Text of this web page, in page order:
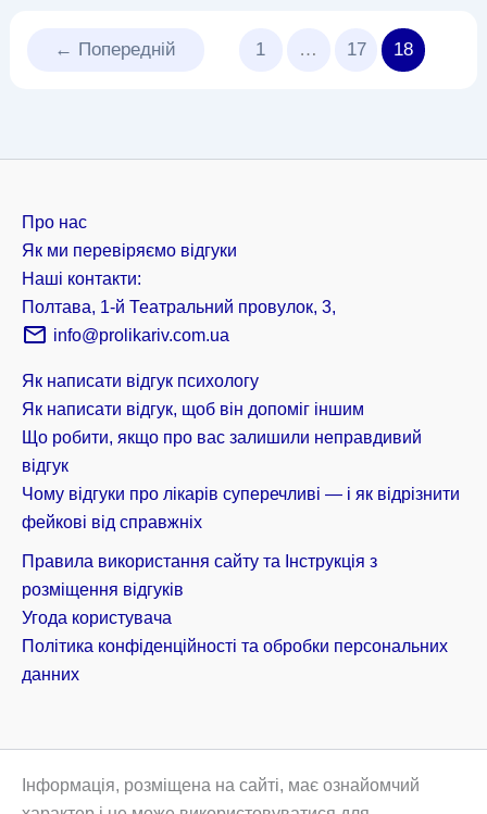
← Попередній 1 … 17 18
Про нас
Як ми перевіряємо відгуки
Наші контакти:
Полтава, 1-й Театральний провулок, 3,
info@prolikariv.com.ua
Як написати відгук психологу
Як написати відгук, щоб він допоміг іншим
Що робити, якщо про вас залишили неправдивий
відгук
Чому відгуки про лікарів суперечливі — і як відрізнити
фейкові від справжніх
Правила використання сайту та Інструкція з
розміщення відгуків
Угода користувача
Політика конфіденційності та обробки персональних
данних
Інформація, розміщена на сайті, має ознайомчий